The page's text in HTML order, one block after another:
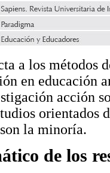
a los métodos
en educación
acción
orientados
la minoría.
de los